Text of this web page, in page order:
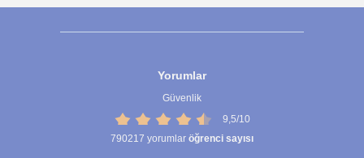
Yorumlar
Güvenlik
9,5/10
790217 yorumlar öğrenci sayısı